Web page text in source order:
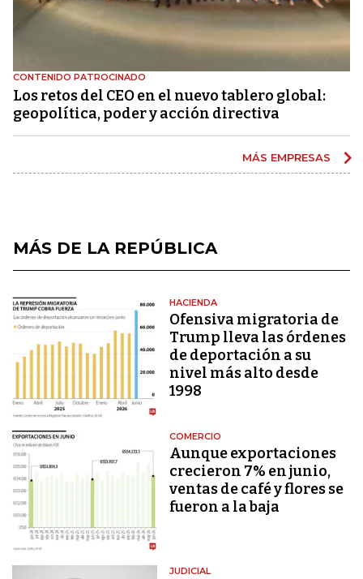
CONTENIDO PATROCINADO
Los retos del CEO en el nuevo tablero global:
geopolítica, poder y acción directiva
MÁS EMPRESAS
MÁS DE LA REPÚBLICA
HACIENDA
Ofensiva migratoria de
Trump lleva las órdenes
de deportación a su
nivel más alto desde
1998
COMERCIO
Aunque exportaciones
crecieron 7% en junio,
ventas de café y flores se
fueron a la baja
JUDICIAL